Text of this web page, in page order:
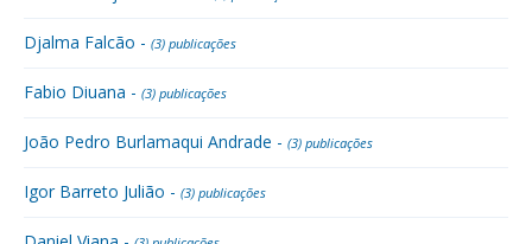
Djalma Falcão - (3) publicações
Fabio Diuana - (3) publicações
João Pedro Burlamaqui Andrade - (3) publicações
Igor Barreto Julião - (3) publicações